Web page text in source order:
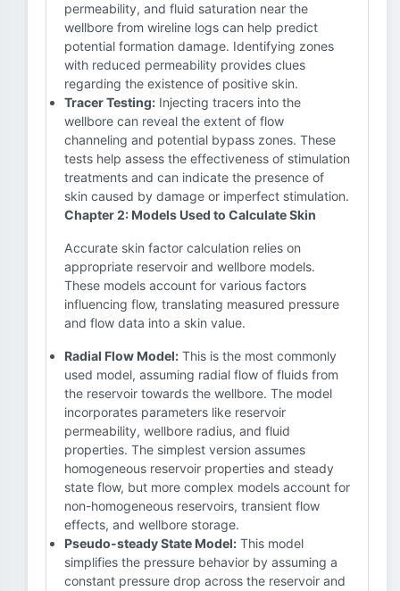
permeability, and fluid saturation near the
wellbore from wireline logs can help predict
potential formation damage. Identifying zones
with reduced permeability provides clues
regarding the existence of positive skin.
Tracer Testing: Injecting tracers into the
wellbore can reveal the extent of flow
channeling and potential bypass zones. These
tests help assess the effectiveness of stimulation
treatments and can indicate the presence of
skin caused by damage or imperfect stimulation.
Chapter 2: Models Used to Calculate Skin
Accurate skin factor calculation relies on
appropriate reservoir and wellbore models.
These models account for various factors
influencing flow, translating measured pressure
and flow data into a skin value.
Radial Flow Model: This is the most commonly
used model, assuming radial flow of fluids from
the reservoir towards the wellbore. The model
incorporates parameters like reservoir
permeability, wellbore radius, and fluid
properties. The simplest version assumes
homogeneous reservoir properties and steady
state flow, but more complex models account for
non-homogeneous reservoirs, transient flow
effects, and wellbore storage.
Pseudo-steady State Model: This model
simplifies the pressure behavior by assuming a
constant pressure drop across the reservoir and